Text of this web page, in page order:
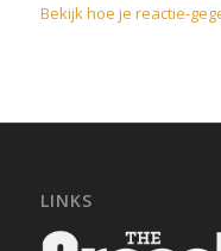
Bekijk hoe je reactie-
LINKS